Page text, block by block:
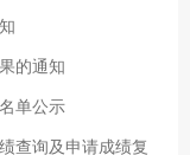
的通知
单公示
查询及申请成绩复